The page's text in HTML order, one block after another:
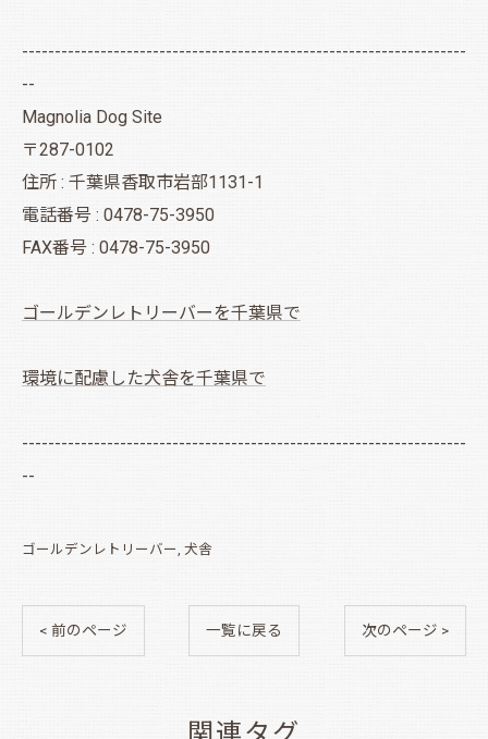
--------------------------------------------------------------------
--
Magnolia Dog Site
〒287-0102
住所 : 千葉県香取市岩部1131-1
電話番号 : 0478-75-3950
FAX番号 : 0478-75-3950
ゴールデンレトリーバーを千葉県で
環境に配慮した犬舎を千葉県で
--------------------------------------------------------------------
--
ゴールデンレトリーバー 犬舎
< 前のページ 一覧に戻る 次のページ >